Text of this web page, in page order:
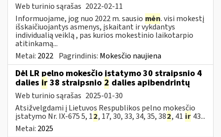
Web turinio sąrašas 2022-02-11
Informuojame, jog nuo 2022 m. sausio mėn. visi mokestį
išskaičiuojantys asmenys, įskaitant ir vykdantys
individualią veiklą , pas kurios mokestinio laikotarpio
atitinkamą...
Metai: 2022 Pagrindinis: Mokesčio naujiena
Dėl LR pelno mokesčio įstatymo 30 straipsnio 4
dalies ir 38 straipsnio 2 dalies apibendrintų
Web turinio sąrašas 2025-01-30
Atsižvelgdami į Lietuvos Respublikos pelno mokesčio
įstatymo Nr. IX-675 5, 12, 17, 30, 33, 34, 35, 382, 41 ir 43...
Metai: 2025